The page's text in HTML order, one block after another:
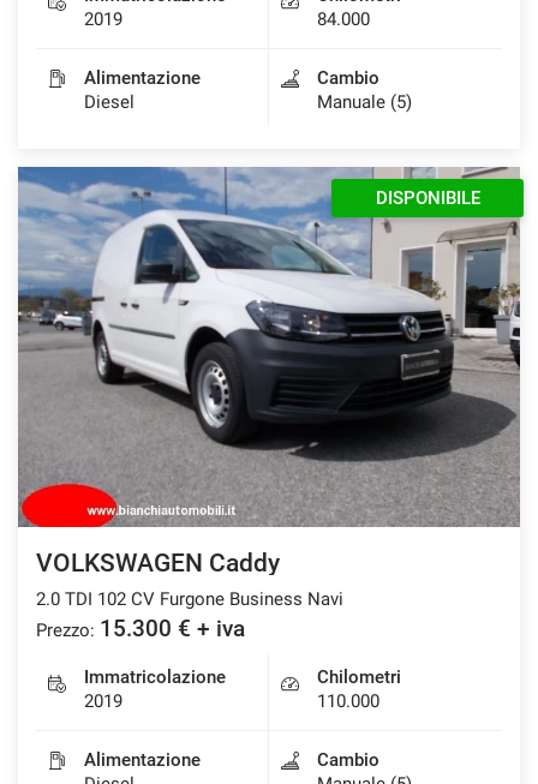
2019
84.000
Alimentazione
Diesel
Cambio
Manuale (5)
DISPONIBILE
VOLKSWAGEN Caddy
2.0 TDI 102 CV Furgone Business Navi
Prezzo: 15.300 € + iva
Immatricolazione
2019
Chilometri
110.000
Alimentazione
Cambio